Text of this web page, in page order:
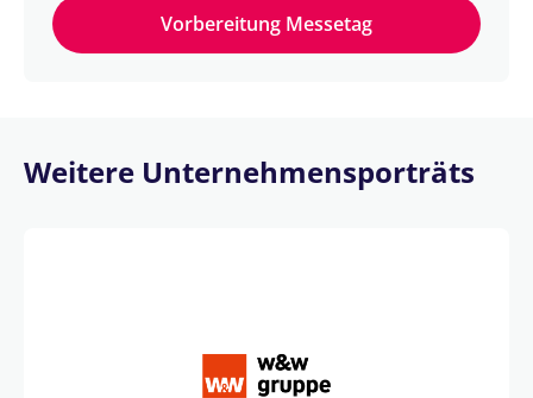
Vorbereitung Messetag
Weitere Unternehmensporträts